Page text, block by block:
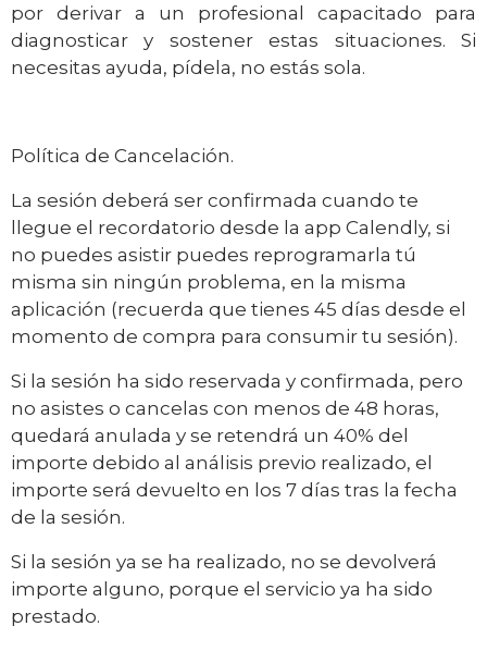
por derivar a un profesional capacitado para
diagnosticar y sostener estas situaciones. Si
necesitas ayuda, pídela, no estás sola.
Política de Cancelación.
La sesión deberá ser confirmada cuando te
llegue el recordatorio desde la app Calendly, si
no puedes asistir puedes reprogramarla tú
misma sin ningún problema, en la misma
aplicación (recuerda que tienes 45 días desde el
momento de compra para consumir tu sesión).
Si la sesión ha sido reservada y confirmada, pero
no asistes o cancelas con menos de 48 horas,
quedará anulada y se retendrá un 40% del
importe debido al análisis previo realizado, el
importe será devuelto en los 7 días tras la fecha
de la sesión.
Si la sesión ya se ha realizado, no se devolverá
importe alguno, porque el servicio ya ha sido
prestado.